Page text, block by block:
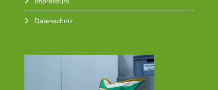
Datenschutz